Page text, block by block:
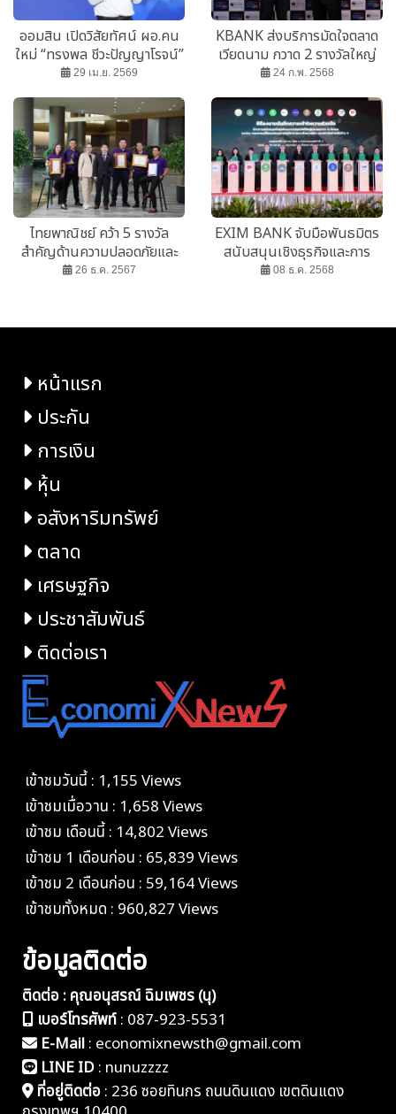
ออมสิน เปิดวิสัยทัศน์ ผอ.คน
ใหม่ “ทรงพล ชีวะปัญญาโรจน์”
ตั้งเป้าปี 69 ช่วยประชาชน
ฐานราก 1 ล้านคน
29 เม.ย. 2569
KBANK ส่งบริการมัดใจตลาด
เวียดนาม กวาด 2 รางวัลใหญ่
ระดับนานาชาติ
24 ก.พ. 2568
ไทยพาณิชย์ คว้า 5 รางวัล
สำคัญด้านความปลอดภัยและ
สิ่งแวดล้อมในปี 2567
26 ธ.ค. 2567
EXIM BANK จับมือพันธมิตร
สนับสนุนเชิงธุรกิจและการ
ตลาด แก่ผู้ประกอบธุรกิจที่เป็น
08 ธ.ค. 2568
หน้าแรก
ประกัน
การเงิน
หุ้น
อสังหาริมทรัพย์
ตลาด
เศรษฐกิจ
ประชาสัมพันธ์
ติดต่อเรา
เข้าชมวันนี้ : 1,155 Views
เข้าชมเมื่อวาน : 1,658 Views
เข้าชม เดือนนี้ : 14,802 Views
เข้าชม 1 เดือนก่อน : 65,839 Views
เข้าชม 2 เดือนก่อน : 59,164 Views
เข้าชมทั้งหมด : 960,827 Views
ข้อมูลติดต่อ
ติดต่อ : คุณอนุสรณ์ ฉิมเพชร (นุ)
เบอร์โทรศัพท์: 087-923-5531
E-Mail: economixnewsth@gmail.com
LINE ID: nunuzzzz
ที่อยู่ติดต่อ: 236 ซอยทินกร ถนนดินแดง เขตดินแดง